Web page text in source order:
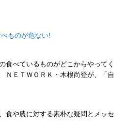
ものが危ない!
食べているものがどこからやってく
ＥＴＷＯＲＫ・木根尚登が、「自
食や農に対する素朴な疑問とメッセ